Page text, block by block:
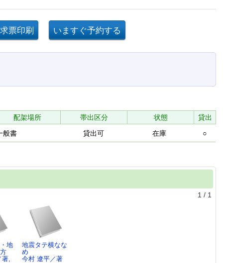
配架場所 帯出区分 状態
貸出
般書 貸出可 在庫 ○
1 / 1
地
著,
地震タテ横なな
め
今村 遼平／著